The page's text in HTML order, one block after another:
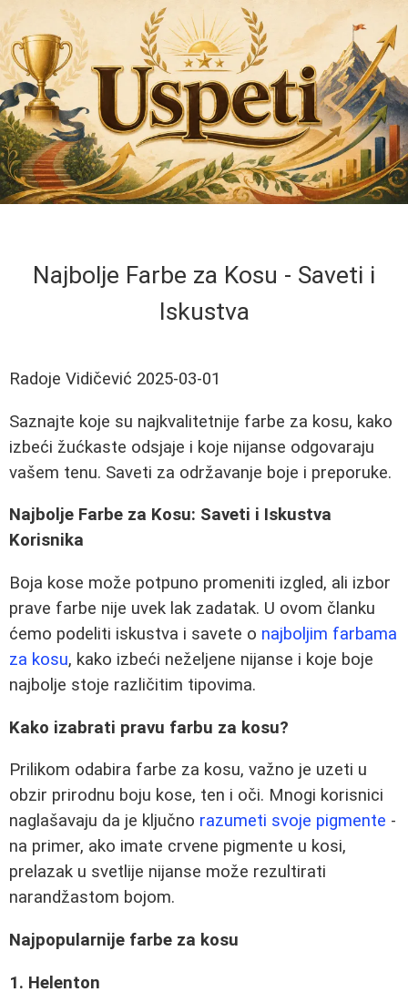
Najbolje Farbe za Kosu - Saveti i
Iskustva
Radoje Vidičević 2025-03-01
Saznajte koje su najkvalitetnije farbe za kosu, kako
izbeći žućkaste odsjaje i koje nijanse odgovaraju
vašem tenu. Saveti za održavanje boje i preporuke.
Najbolje Farbe za Kosu: Saveti i Iskustva
Korisnika
Boja kose može potpuno promeniti izgled, ali izbor
prave farbe nije uvek lak zadatak. U ovom članku
ćemo podeliti iskustva i savete o najboljim farbama
za kosu, kako izbeći neželjene nijanse i koje boje
najbolje stoje različitim tipovima.
Kako izabrati pravu farbu za kosu?
Prilikom odabira farbe za kosu, važno je uzeti u
obzir prirodnu boju kose, ten i oči. Mnogi korisnici
naglašavaju da je ključno razumeti svoje pigmente -
na primer, ako imate crvene pigmente u kosi,
prelazak u svetlije nijanse može rezultirati
narandžastom bojom.
Najpopularnije farbe za kosu
1. Helenton